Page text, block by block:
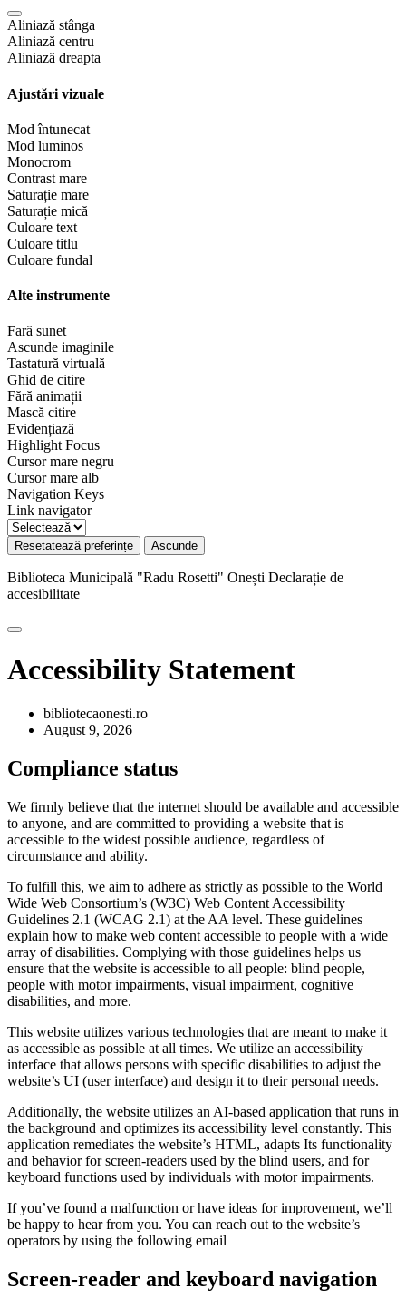
Aliniază stânga
Aliniază centru
Aliniază dreapta
Ajustări vizuale
Mod întunecat
Mod luminos
Monocrom
Contrast mare
Saturație mare
Saturație mică
Culoare text
Culoare titlu
Culoare fundal
Alte instrumente
Fară sunet
Ascunde imaginile
Tastatură virtuală
Ghid de citire
Fără animații
Mască citire
Evidențiază
Highlight Focus
Cursor mare negru
Cursor mare alb
Navigation Keys
Link navigator
Resetatează preferințe Ascunde
Biblioteca Municipală "Radu Rosetti" Onești Declarație de
accesibilitate
Accessibility Statement
bibliotecaonesti.ro
August 9, 2026
Compliance status
We firmly believe that the internet should be available and accessible
to anyone, and are committed to providing a website that is
accessible to the widest possible audience, regardless of
circumstance and ability.
To fulfill this, we aim to adhere as strictly as possible to the World
Wide Web Consortium’s (W3C) Web Content Accessibility
Guidelines 2.1 (WCAG 2.1) at the AA level. These guidelines
explain how to make web content accessible to people with a wide
array of disabilities. Complying with those guidelines helps us
ensure that the website is accessible to all people: blind people,
people with motor impairments, visual impairment, cognitive
disabilities, and more.
This website utilizes various technologies that are meant to make it
as accessible as possible at all times. We utilize an accessibility
interface that allows persons with specific disabilities to adjust the
website’s UI (user interface) and design it to their personal needs.
Additionally, the website utilizes an AI-based application that runs in
the background and optimizes its accessibility level constantly. This
application remediates the website’s HTML, adapts Its functionality
and behavior for screen-readers used by the blind users, and for
keyboard functions used by individuals with motor impairments.
If you’ve found a malfunction or have ideas for improvement, we’ll
be happy to hear from you. You can reach out to the website’s
operators by using the following email
Screen-reader and keyboard navigation